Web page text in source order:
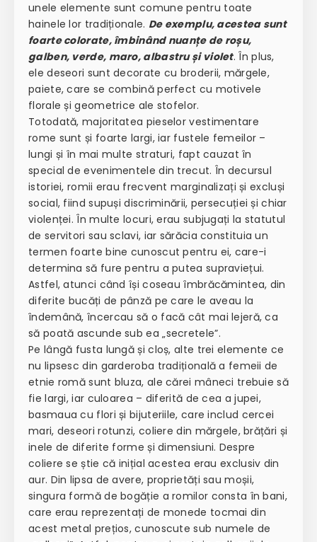
unele elemente sunt comune pentru toate
hainele lor tradiționale. De exemplu, acestea sunt
foarte colorate, îmbinând nuanțe de roșu,
galben, verde, maro, albastru și violet. În plus,
ele deseori sunt decorate cu broderii, mărgele,
paiete, care se combină perfect cu motivele
florale și geometrice ale stofelor.
Totodată, majoritatea pieselor vestimentare
rome sunt și foarte largi, iar fustele femeilor –
lungi și în mai multe straturi, fapt cauzat în
special de evenimentele din trecut. În decursul
istoriei, romii erau frecvent marginalizați și excluși
social, fiind supuși discriminării, persecuției și chiar
violenței. În multe locuri, erau subjugați la statutul
de servitori sau sclavi, iar sărăcia constituia un
termen foarte bine cunoscut pentru ei, care-i
determina să fure pentru a putea supraviețui.
Astfel, atunci când își coseau îmbrăcămintea, din
diferite bucăți de pânză pe care le aveau la
îndemână, încercau să o facă cât mai lejeră, ca
să poată ascunde sub ea „secretele”.
Pe lângă fusta lungă și cloș, alte trei elemente ce
nu lipsesc din garderoba tradițională a femeii de
etnie romă sunt bluza, ale cărei mâneci trebuie să
fie largi, iar culoarea – diferită de cea a jupei,
basmaua cu flori și bijuteriile, care includ cercei
mari, deseori rotunzi, coliere din mărgele, brățări și
inele de diferite forme și dimensiuni. Despre
coliere se știe că inițial acestea erau exclusiv din
aur. Din lipsa de avere, proprietăți sau moșii,
singura formă de bogăție a romilor consta în bani,
care erau reprezentați de monede tocmai din
acest metal prețios, cunoscute sub numele de